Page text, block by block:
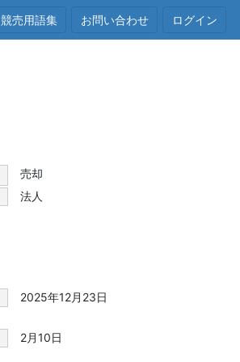
競売用語集 お問い合わせ ログイン
売却
法人
2025年12月23日
2月10日